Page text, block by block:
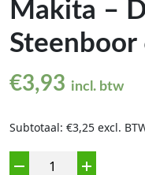
Makita –
€3,93 incl. btw
Subtotaal: €3,25 excl.